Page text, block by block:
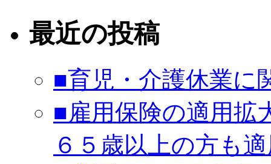
最近の投稿
■育児・介護休業に
■雇用保険の適用拡
６５歳以上の方も